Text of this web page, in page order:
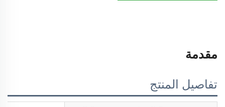
مقدمة
تفاصيل المنتج